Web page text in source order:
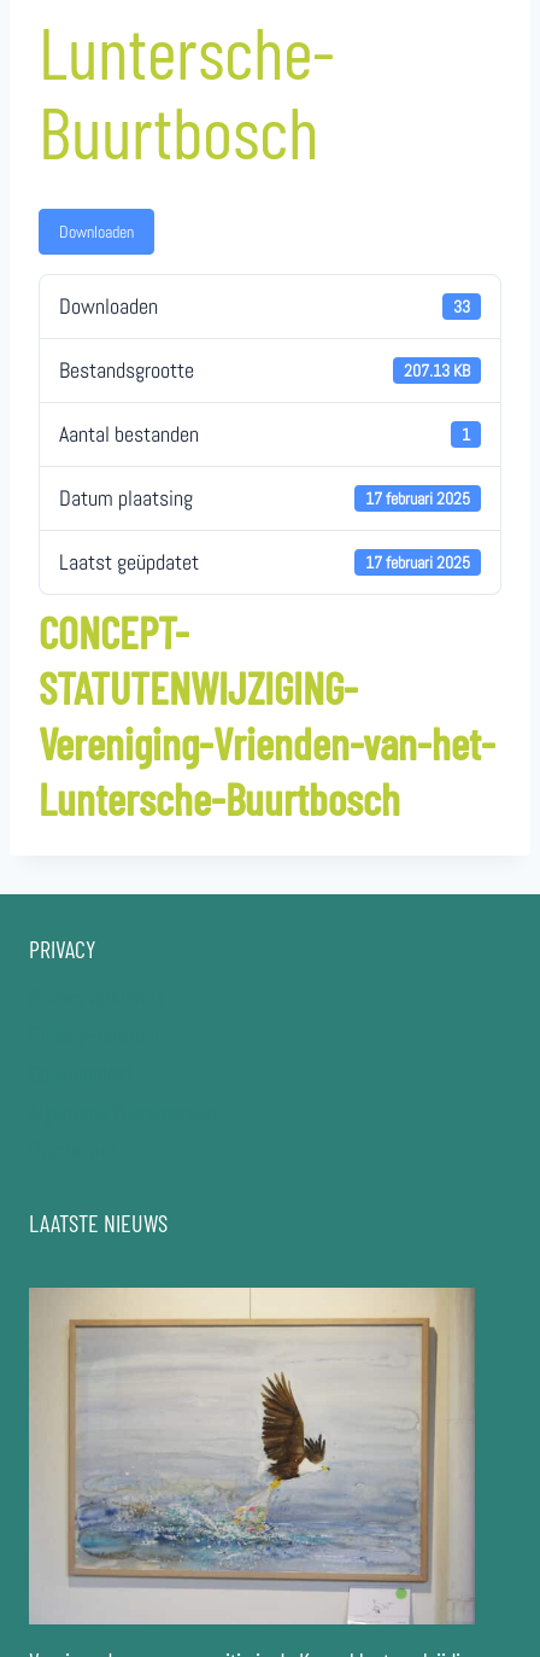
Luntersche-
Buurtbosch
Downloaden
Downloaden 33
Bestandsgrootte 207.13 KB
Aantal bestanden 1
Datum plaatsing 17 februari 2025
Laatst geüpdatet 17 februari 2025
CONCEPT-
STATUTENWIJZIGING-
Vereniging-Vrienden-van-het-
Luntersche-Buurtbosch
PRIVACY
LAATSTE NIEUWS